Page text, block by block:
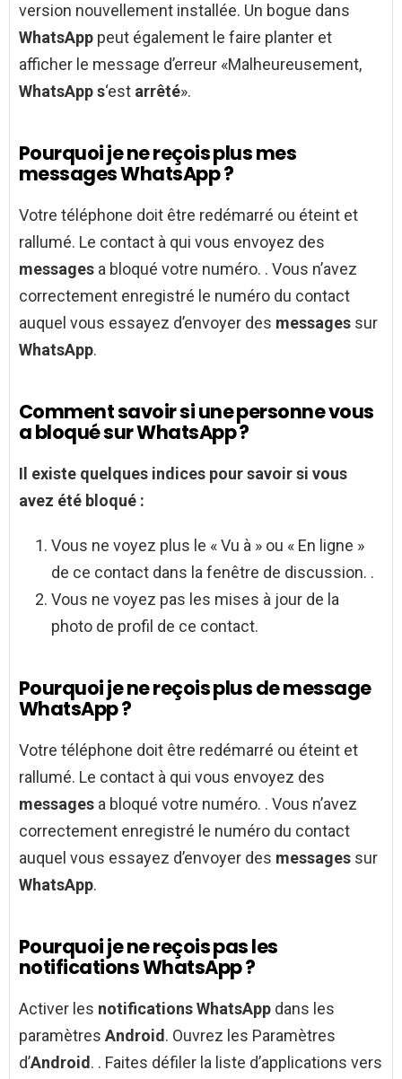
version nouvellement installée. Un bogue dans
WhatsApp peut également le faire planter et
afficher le message d’erreur «Malheureusement,
WhatsApp s‘est arrêté».
Pourquoi je ne reçois plus mes
messages WhatsApp ?
Votre téléphone doit être redémarré ou éteint et
rallumé. Le contact à qui vous envoyez des
messages a bloqué votre numéro. . Vous n’avez
correctement enregistré le numéro du contact
auquel vous essayez d’envoyer des messages sur
WhatsApp.
Comment savoir si une personne vous
a bloqué sur WhatsApp ?
Il existe quelques indices poursavoir si vous
avez été bloqué :
Vous ne voyez plus le « Vu à » ou « En ligne »
de ce contact dans la fenêtre de discussion. .
Vous ne voyez pas les mises à jour de la
photo de profil de ce contact.
Pourquoi je ne reçois plus de message
WhatsApp ?
Votre téléphone doit être redémarré ou éteint et
rallumé. Le contact à qui vous envoyez des
messages a bloqué votre numéro. . Vous n’avez
correctement enregistré le numéro du contact
auquel vous essayez d’envoyer des messages sur
WhatsApp.
Pourquoi je ne reçois pas les
notifications WhatsApp ?
Activer les notifications WhatsApp dans les
paramètres Android. Ouvrez les Paramètres
d’Android. . Faites défiler la liste d’applications vers